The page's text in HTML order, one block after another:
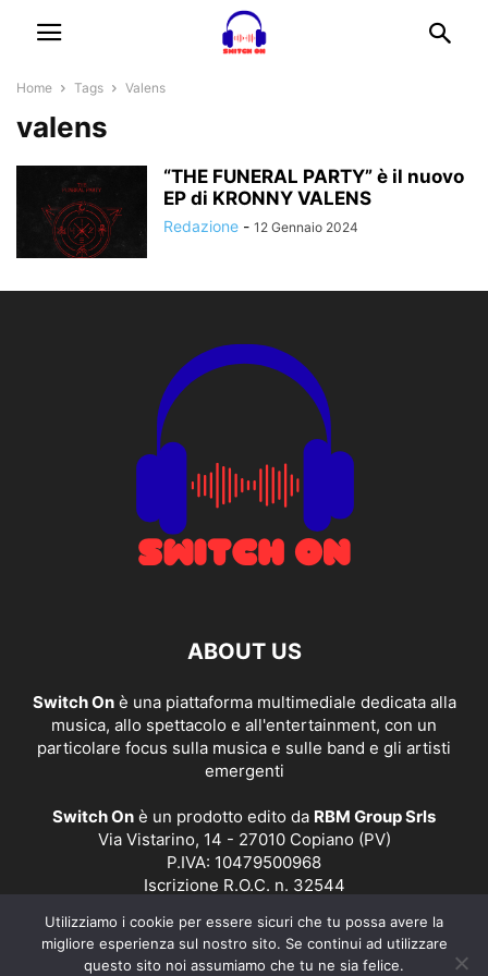
Home Tags Valens
valens
“THE FUNERAL PARTY” è il nuovo
EP di KRONNY VALENS
Redazione - 12 Gennaio 2024
ABOUT US
Switch Onè una piattaforma multimediale dedicata alla
musica, allo spettacolo e all'entertainment, con un
particolare focus sulla musica e sulle band e gli artisti
emergenti
Switch On è un prodotto edito da RBM Group Srls
Via Vistarino, 14 - 27010 Copiano (PV)
P.IVA: 10479500968
Iscrizione R.O.C. n. 32544
Contact us: redazione@switchonmusic.it
Utilizziamo i cookie per essere sicuri che tu possa avere la
migliore esperienza sul nostro sito. Se continui ad utilizzare
questo sito noi assumiamo che tu ne sia felice.